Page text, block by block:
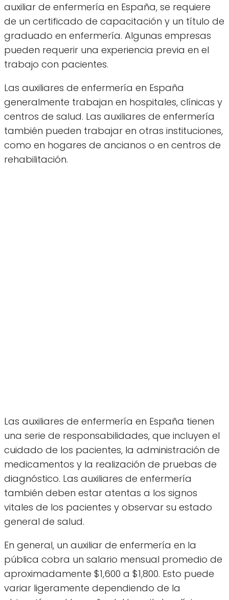
auxiliar de enfermería en España, se requiere
de un certificado de capacitación y un título de
graduado en enfermería. Algunas empresas
pueden requerir una experiencia previa en el
trabajo con pacientes.
Las auxiliares de enfermería en España
generalmente trabajan en hospitales, clínicas y
centros de salud. Las auxiliares de enfermería
también pueden trabajar en otras instituciones,
como en hogares de ancianos o en centros de
rehabilitación.
Las auxiliares de enfermería en España tienen
una serie de responsabilidades, que incluyen el
cuidado de los pacientes, la administración de
medicamentos y la realización de pruebas de
diagnóstico. Las auxiliares de enfermería
también deben estar atentas a los signos
vitales de los pacientes y observar su estado
general de salud.
En general, un auxiliar de enfermería en la
pública cobra un salario mensual promedio de
aproximadamente $1,600 a $1,800. Esto puede
variar ligeramente dependiendo de la